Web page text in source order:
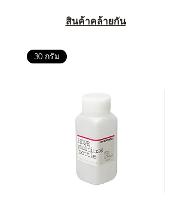
สินค้าคล้ายกัน
30 กรัม